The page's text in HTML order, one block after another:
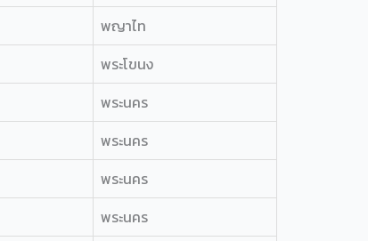
พญาไท
พระโขนง
พระนคร
พระนคร
พระนคร
พระนคร